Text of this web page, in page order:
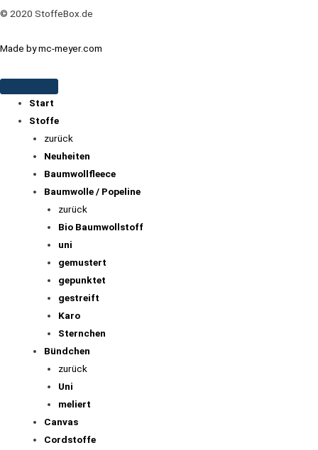
© 2020 StoffeBox.de
Made by mc-meyer.com
Start
Stoffe
zurück
Neuheiten
Baumwollfleece
Baumwolle / Popeline
zurück
Bio Baumwollstoff
uni
gemustert
gepunktet
gestreift
Karo